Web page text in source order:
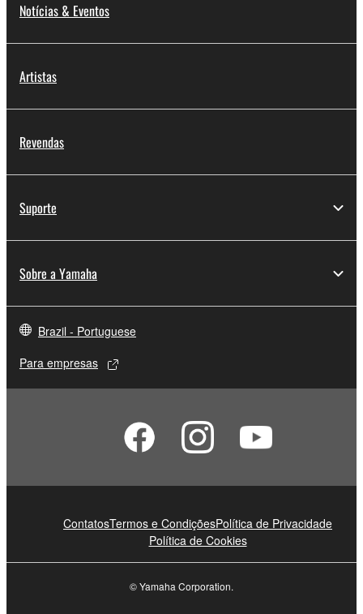
Notícias & Eventos
Artistas
Revendas
Suporte
Sobre a Yamaha
Brazil - Portuguese
Para empresas
ContatosTermos e CondiçõesPolítica de Privacidade
Política de Cookies
© Yamaha Corporation.